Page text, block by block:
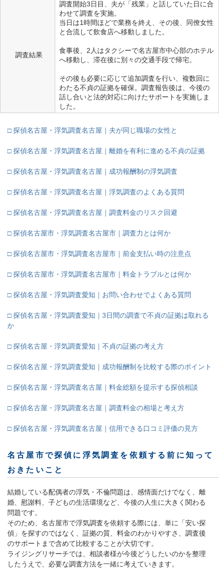
調査結果
調査開始3日目、夫が「残業」と話していた日に合
わせて調査を実施。
当日は1時間ほどで業務を終え、その後、同僚女性
と合流して飲食店へ移動しました。
食事後、2人はタクシーで名古屋市中心部のホテル
へ移動し、滞在後に別々の交通手段で帰宅。
その後も必要に応じて追加調査を行い、複数回に
わたる不貞の証拠を確保。調査報告後は、今後の
話し合いと法的対応に向けたサポートを実施しま
した。
□ 探偵名古屋・浮気調査名古屋｜夫が同じ職場の女性と
□ 探偵名古屋・浮気調査名古屋｜離婚を有利に進める不貞の証拠
□ 探偵名古屋・浮気調査名古屋｜成功報酬制の浮気調査
□ 探偵名古屋・浮気調査名古屋｜浮気調査のよくある質問
□ 探偵名古屋・浮気調査名古屋｜調査料金のリスク回避
□ 探偵名古屋市・浮気調査名古屋市｜調査力とは何か
□ 探偵名古屋市・浮気調査名古屋市｜前金支払い時の注意点
□ 探偵名古屋市・浮気調査名古屋市｜料金トラブルとは何か
□ 探偵名古屋・浮気調査愛知｜お問い合わせでよくある質問
□ 探偵名古屋・浮気調査愛知｜3日間の調査で不貞の証拠は取れる
か
□ 探偵名古屋・浮気調査愛知｜不貞の証拠の考え方
□ 探偵名古屋・浮気調査愛知｜成功報酬制を比較する際のポイント
□ 探偵名古屋・浮気調査名古屋｜料金総額を提示する探偵相談
□ 探偵名古屋・浮気調査名古屋｜調査料金の相場と考え方
□ 探偵名古屋・浮気調査名古屋｜信用できる口コミ評価の見方
名古屋市で探偵に浮気調査を依頼する前に知って
おきたいこと
結婚している配偶者の浮気・不倫問題は、感情面だけでなく、離
婚、慰謝料、子どもの生活環境など、今後の人生に大きく関わる
問題です。
そのため、名古屋市で浮気調査を依頼する際には、単に「安い探
偵」を探すのではなく、証拠の質、料金のわかりやすさ、調査後
のサポートまで含めて比較することが大切です。
ライジングリサーチでは、相談者様が今後どうしたいのかを整理
したうえで、必要な調査方法を一緒に考えていきます。